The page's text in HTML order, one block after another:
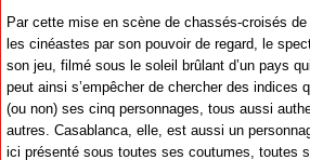
Par cette mise en scène de chassés-croisés
les cinéastes par son pouvoir de regard, le
son jeu, filmé sous le soleil brûlant d’un pays
peut ainsi s’empêcher de chercher des indices
(ou non) ses cinq personnages, tous aussi
autres. Casablanca, elle, est aussi un
ici présenté sous toutes ses coutumes, toutes